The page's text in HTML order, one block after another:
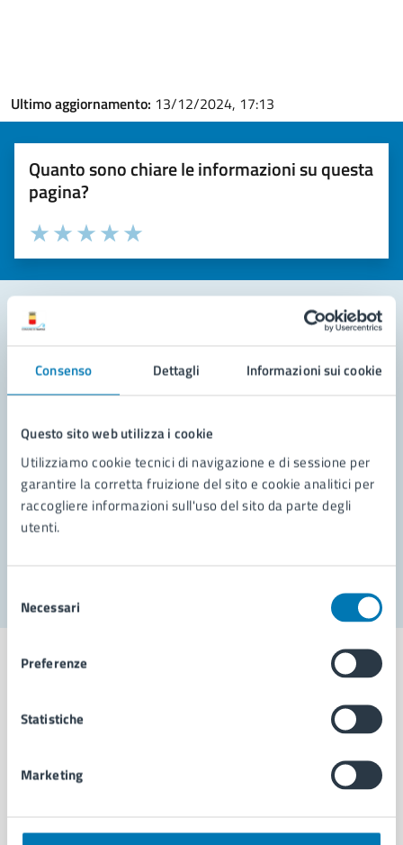
Consenso Dettagli Informazioni sui cookie
Questo sito web utilizza i cookie
Utilizziamo cookie tecnici di navigazione e di sessione per
garantire la corretta fruizione del sito e cookie analitici per
raccogliere informazioni sull'uso del sito da parte degli
utenti.
delNecessari
Preferenze
Statistiche
Marketing
Ultimo aggiornamento: 13/12/2024, 17:13
Quanto sono chiare le informazioni su questa
pagina?
Valuta la chiarezza delle informazioni (da 1 a 5 stelle)
Seleziona il numero di stelle per valutare la chiarezza delle
Valuta 5 stelle su 5
Valuta 4 stelle su 5
Valuta 3 stelle su 5
Valuta 2 stelle su 5
Valuta 1 stelle su 5
Leggi le domande frequenti
Richiedi assistenza
Prenota appuntamento
Problemi in città
Comune di Napoli
AMMINISTRAZIONE
Organi di governo